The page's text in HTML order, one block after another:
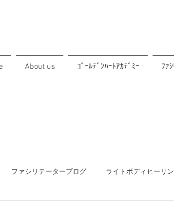
About us ｺﾞｰﾙﾃﾞﾝﾊｰﾄｱｶﾃﾞﾐｰ ﾌｧ
ファシリテーターブログ ライトボディヒーリ